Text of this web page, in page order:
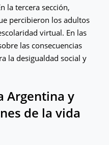
la tercera sección,
percibieron los adultos
virtual. En las
las consecuencias
la desigualdad social y
Argentina y
de la vida